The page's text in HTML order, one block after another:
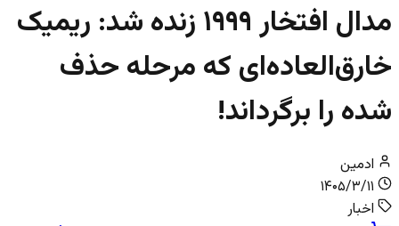
مدال افتخار ۱۹۹۹ زنده شد: ریمیک
خارق‌العاده‌ای که مرحله حذف
شده را برگرداند!
ادمین
۱۴۰۵/۳/۱۱
اخبار